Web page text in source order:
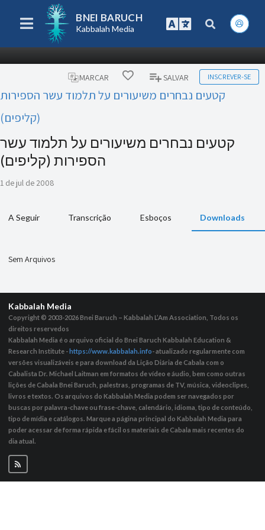
BNEI BARUCH
Kabbalah Media
MARCAR SALVAR INSCREVER-SE
קטעים נבחרים משיעורים על תלמוד עשר הספירות
(קליפים)
קטעים נבחרים משיעורים על תלמוד עשר
הספירות (קליפים)
1 de jul de 2008
A Seguir Transcrição Esboços Downloads
Sem Arquivos
Kabbalah Media
Copyright © 2003-2026Bnei Baruch – Kabbalah L’Am Association, Todos os
direitos reservedos
Kabbalah Media é o arquivo oficial do Bnei Baruch Kabbalah Education &
Research Institute - https://www.kabbalah.info- atualizado regularmente com
versões visualizáveis ​​e para download da Lição Diária de Cabala com o
Cabalista Dr. Michael Laitman em formatos de vídeo e áudio, bem como outras
lições de Cabala Bnei Baruch, palestras, programas de TV, música, videoclipes,
livros e textos. Os arquivos do Kabbalah Media podem ser navegados por
buscas por palavra-chave ou frase-chave, calendário, idioma, tipo de conteúdo,
tipo de mídia e catálogos. Marque a página principal do Kabbalah Media para
poder acessar de forma rápida e fácil os materiais de Cabala mais recentes do
dia atual.